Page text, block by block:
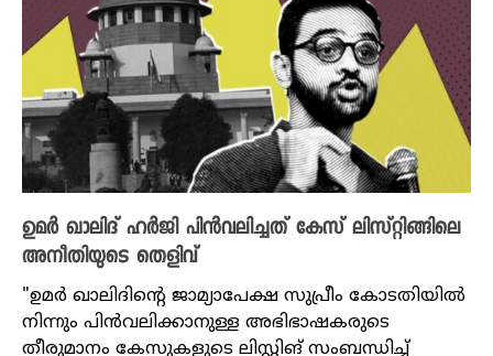
ഉമർ ഖാലിദ് ഹർജി പിൻവലിച്ചത് കേസ് ലിസ്റ്റിങ്ങിലെ
അനീതിയുടെ തെളിവ്
"ഉമർ ഖാലിദിന്റെ ജാമ്യാപേക്ഷ സുപ്രീം കോടതിയിൽ
നിന്നും പിൻവലിക്കാനുള്ള അഭിഭാഷകരുടെ
തീരുമാനം കേസുകളുടെ ലിസ്റ്റിങ് സംബന്ധിച്ച്